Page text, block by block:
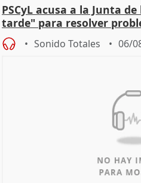
PSCyL acusa a la Junta
tarde" para resolver
Sonido Totales 06/